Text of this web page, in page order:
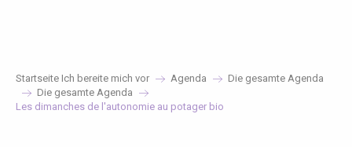
Startseite Ich bereite mich vor Agenda
Die gesamte Agenda
Die gesamte Agenda
Les dimanches de l'autonomie au potager bio